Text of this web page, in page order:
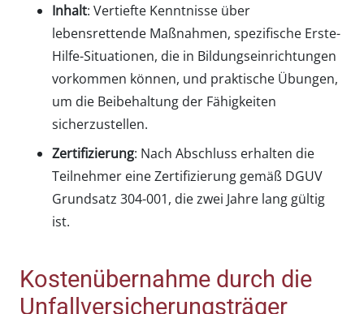
Inhalt: Vertiefte Kenntnisse über
lebensrettende Maßnahmen, spezifische Erste-
Hilfe-Situationen, die in Bildungseinrichtungen
vorkommen können, und praktische Übungen,
um die Beibehaltung der Fähigkeiten
sicherzustellen.
Zertifizierung: Nach Abschluss erhalten die
Teilnehmer eine Zertifizierung gemäß DGUV
Grundsatz 304-001, die zwei Jahre lang gültig
ist.
Kostenübernahme durch die
Unfallversicherungsträger